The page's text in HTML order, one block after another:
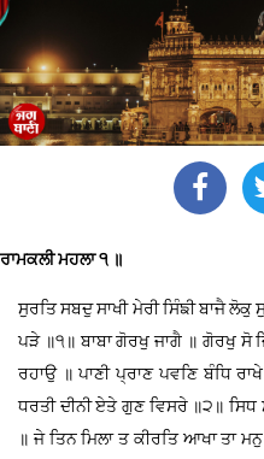
ਰਾਮਕਲੀ ਮਹਲਾ ੧ ॥
ਸੁਰਤਿ ਸਬਦੁ ਸਾਖੀ ਮੇਰੀ ਸਿੰਙੀ ਬਾਜੈ
ਪੜੇ ॥੧॥ ਬਾਬਾ ਗੋਰਖੁ ਜਾਗੈ ॥ ਗੋਰਖੁ ਸੋ
ਰਹਾਉ ॥ ਪਾਣੀ ਪ੍ਰਾਣ ਪਵਣਿ ਬੰਧਿ
ਧਰਤੀ ਦੀਨੀ ਏਤੇ ਗੁਣ ਵਿਸਰੇ ॥੨॥
॥ ਜੇ ਤਿਨ ਮਿਲਾ ਤ ਕੀਰਤਿ ਆਖਾ ਤਾ